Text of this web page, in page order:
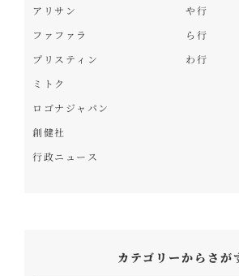
アリサン
ファファラ
プリスティン
ミトク
ロゴナジャパン
創健社
行政ニュース
や行
ら行
わ行
カテゴリーからさが